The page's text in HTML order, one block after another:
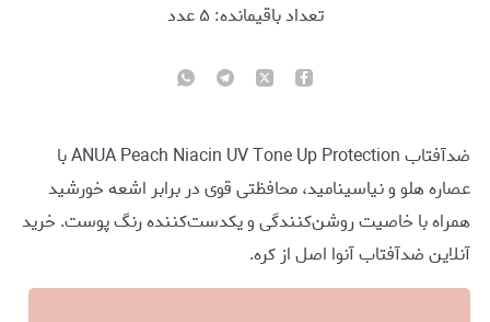
تعداد باقیمانده: ۵عدد
ضدآفتاب ANUA Peach Niacin UV Tone Up Protection با
عصاره هلو و نیاسینامید، محافظتی قوی در برابر اشعه خورشید
همراه با خاصیت روشن‌کنندگی و یکدست‌کننده رنگ پوست. خرید
آنلاین ضدآفتاب آنوا اصل از کره.